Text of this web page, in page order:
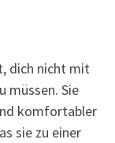
dich nicht mit
müssen. Sie
komfortabler
sie zu einer